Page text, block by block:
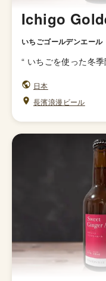
Ichigo
いちごゴールデンエール
“ いちごを使った冬
日本
長濱浪漫ビール